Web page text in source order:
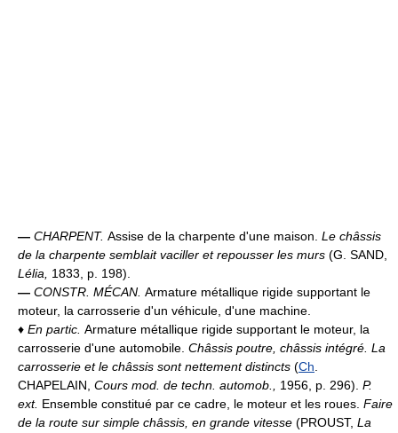
— CHARPENT. Assise de la charpente d'une maison. Le châssis
de la charpente semblait vaciller et repousser les murs (G. SAND,
Lélia, 1833, p. 198).
— CONSTR. MÉCAN. Armature métallique rigide supportant le
moteur, la carrosserie d'un véhicule, d'une machine.
♦ En partic. Armature métallique rigide supportant le moteur, la
carrosserie d'une automobile. Châssis poutre, châssis intégré. La
carrosserie et le châssis sont nettement distincts (Ch.
CHAPELAIN, Cours mod. de techn. automob., 1956, p. 296). P.
ext. Ensemble constitué par ce cadre, le moteur et les roues. Faire
de la route sur simple châssis, en grande vitesse (PROUST, La